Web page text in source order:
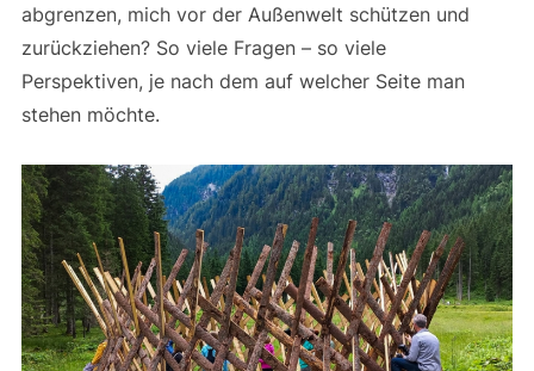
abgrenzen, mich vor der Außenwelt schützen und
zurückziehen? So viele Fragen – so viele
Perspektiven, je nach dem auf welcher Seite man
stehen möchte.